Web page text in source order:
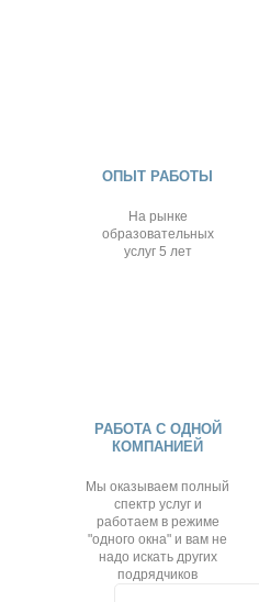
ОПЫТ РАБОТЫ
На рынке
образовательных
услуг 5 лет
РАБОТА С ОДНОЙ
КОМПАНИЕЙ
Мы оказываем полный
спектр услуг и
работаем в режиме
"одного окна" и вам не
надо искать других
подрядчиков